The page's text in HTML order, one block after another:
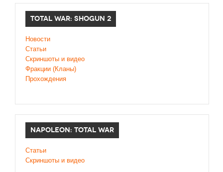
TOTAL WAR: SHOGUN 2
Новости
Статьи
Cкриншоты и видео
Фракции (Кланы)
Прохождения
NAPOLEON: TOTAL WAR
Статьи
Скриншоты и видео